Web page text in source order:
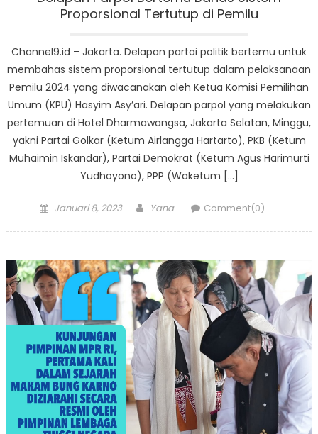
Proporsional Tertutup di Pemilu
Channel9.id – Jakarta. Delapan partai politik bertemu untuk
membahas sistem proporsional tertutup dalam pelaksanaan
Pemilu 2024 yang diwacanakan oleh Ketua Komisi Pemilihan
Umum (KPU) Hasyim Asy’ari. Delapan parpol yang melakukan
pertemuan di Hotel Dharmawangsa, Jakarta Selatan, Minggu,
yakni Partai Golkar (Ketum Airlangga Hartarto), PKB (Ketum
Muhaimin Iskandar), Partai Demokrat (Ketum Agus Harimurti
Yudhoyono), PPP (Waketum […]
Posted
Januari 8, 2023 Author
Yana Comment(0)